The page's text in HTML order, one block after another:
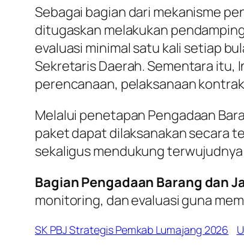
Sebagai bagian dari mekanisme
ditugaskan melakukan
evaluasi minimal satu kali setiap
Sekretaris Daerah. Sementara itu,
perencanaan, pelaksanaan
Melalui penetapan Pengadaan
paket dapat dilaksanakan secara
sekaligus mendukung
Bagian Pengadaan Barang dan
monitoring, dan evaluasi guna
SK PBJ Strategis Pemkab Lumajang 2026